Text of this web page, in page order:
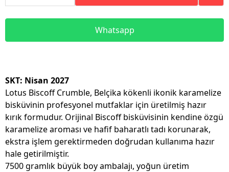
Whatsapp
SKT: Nisan 2027
Lotus Biscoff Crumble, Belçika kökenli ikonik karamelize
bisküvinin profesyonel mutfaklar için üretilmiş hazır
kırık formudur. Orijinal Biscoff bisküvisinin kendine özgü
karamelize aroması ve hafif baharatlı tadı korunarak,
ekstra işlem gerektirmeden doğrudan kullanıma hazır
hale getirilmiştir.
7500 gramlık büyük boy ambalajı, yoğun üretim